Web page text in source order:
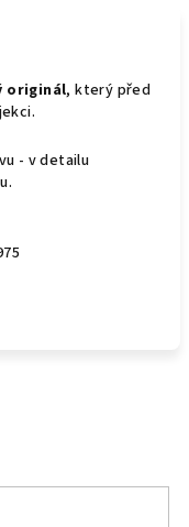
originál, který před
- v detailu